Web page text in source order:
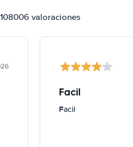
valoraciones
Facil
Facil